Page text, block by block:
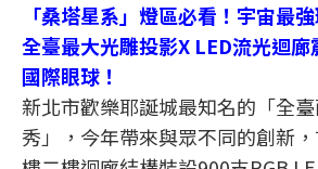
「桑塔星系」燈區必看！宇宙最
全臺最大光雕投影X LED流光迴
國際眼球！
新北市歡樂耶誕城最知名的「全
秀」，今年帶來與眾不同的創新